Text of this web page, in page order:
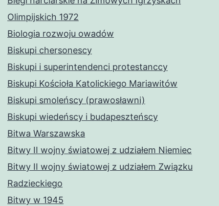
Olimpijskich 1972
Biologia rozwoju owadów
Biskupi chersonescy
Biskupi i superintendenci protestanccy
Biskupi Kościoła Katolickiego Mariawitów
Biskupi smoleńscy (prawosławni)
Biskupi wiedeńscy i budapeszteńscy
Bitwa Warszawska
Bitwy II wojny światowej z udziałem Niemiec
Bitwy II wojny światowej z udziałem Związku
Radzieckiego
Bitwy w 1945